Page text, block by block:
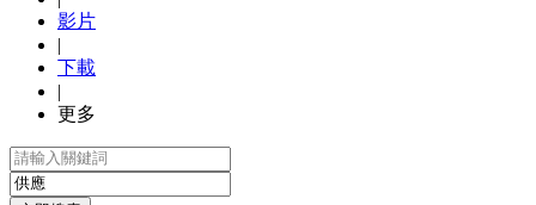
影片
|
下載
|
更多